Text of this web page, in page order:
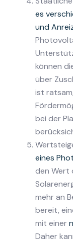
es
und
können
über
ist
bei der
eines
den Wert
mehr an
bereit,
mit einer
Daher